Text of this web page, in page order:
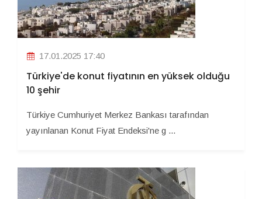
17.01.2025 17:40
Türkiye'de konut fiyatının en yüksek olduğu
10 şehir
Türkiye Cumhuriyet Merkez Bankası tarafından
yayınlanan Konut Fiyat Endeksi'ne g ...